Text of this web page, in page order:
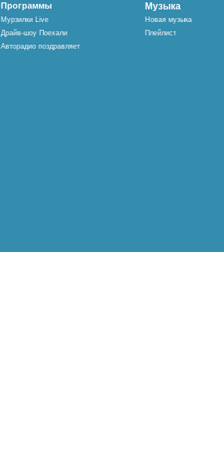
Программы
Мурзилки Live
Драйв-шоу Поехали
Авторадио поздравляет
Музыка
Новая музыка
Плейлист